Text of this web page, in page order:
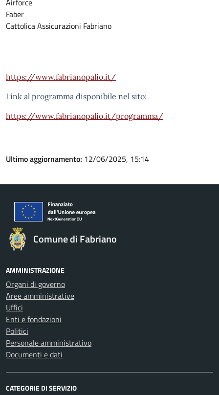
Faber
Cattolica Assicurazioni Fabriano
https://www.fabrianopalio.it/
Link al programma disponibile nel sito:
https://www.fabrianopalio.it/programma/
Ultimo aggiornamento: 12/06/2025, 15:14
Comune di Fabriano
AMMINISTRAZIONE
Organi di governo
Aree amministrative
Uffici
Enti e fondazioni
Politici
Personale amministrativo
Documenti e dati
CATEGORIE DI SERVIZIO